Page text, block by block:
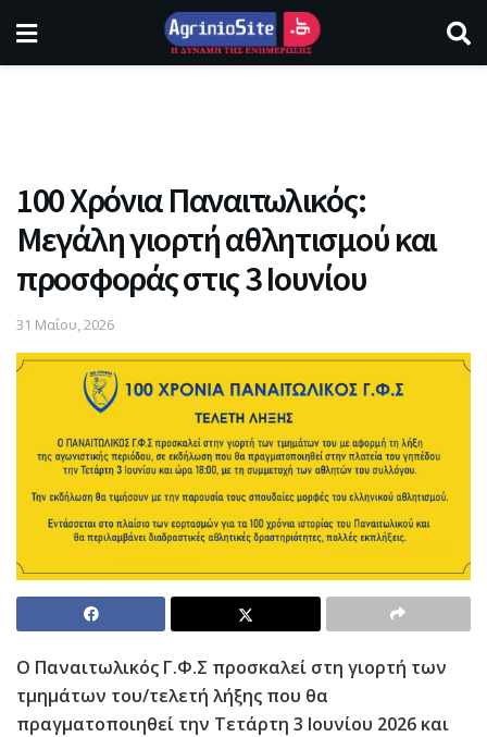
100 Χρόνια Παναιτωλικός:
Μεγάλη γιορτή αθλητισμού και
προσφοράς στις 3 Ιουνίου
31 Μαΐου, 2026
Ο Παναιτωλικός Γ.Φ.Σ προσκαλεί στη γιορτή των
τμημάτων του/τελετή λήξης που θα
πραγματοποιηθεί την Τετάρτη 3 Ιουνίου 2026 και